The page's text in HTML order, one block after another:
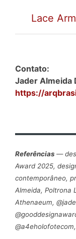
Lace
Contato:
Jader Almeida
https://
Referências —
Award 2025,
contemporâneo,
Almeida, Poltrona
Athenaeum,
@a4eholofotecom,